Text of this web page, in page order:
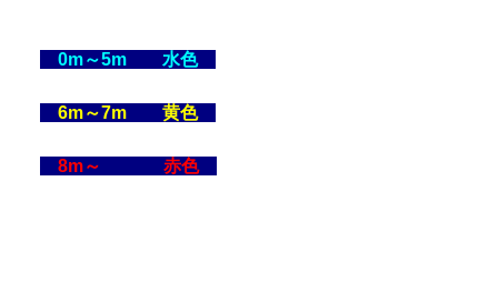
0m～5m 水色
6m～7m 黄色
8m～ 赤色